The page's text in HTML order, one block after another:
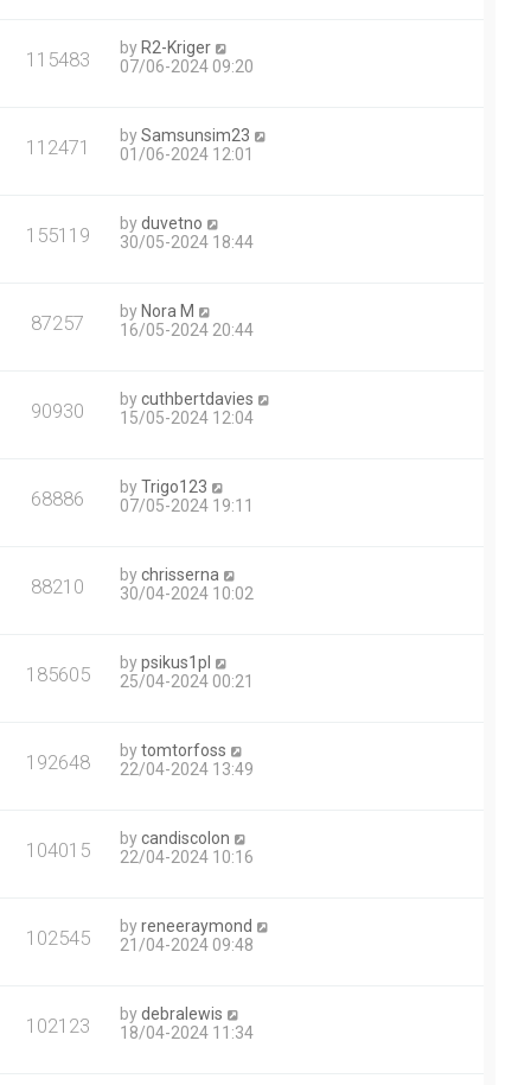
115483 by R2-Kriger
07/06-2024 09:20
112471 bySamsunsim23
01/06-2024 12:01
155119 byduvetno
30/05-2024 18:44
87257 by Nora M
16/05-2024 20:44
90930 bycuthbertdavies
15/05-2024 12:04
68886 byTrigo123
07/05-2024 19:11
88210 bychrisserna
30/04-2024 10:02
185605 bypsikus1pl
25/04-2024 00:21
192648 bytomtorfoss
22/04-2024 13:49
104015 bycandiscolon
22/04-2024 10:16
102545 byreneeraymond
21/04-2024 09:48
102123 bydebralewis
18/04-2024 11:34